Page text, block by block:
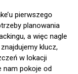
pierwszego
planowania
a więc nagle
klucz,
w lokacji
nam pokoje od